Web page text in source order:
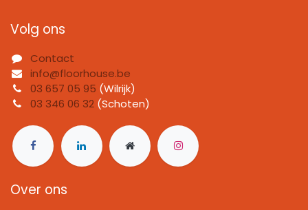
Volg ons
Contact
info@floorhouse.be
03 657 05 95 (Wilrijk)
03 346 06 32 (Schoten)
Over ons